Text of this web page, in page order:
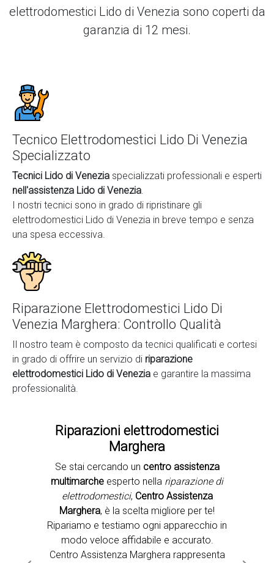
elettrodomestici Lido di Venezia sono coperti da
garanzia di 12 mesi.
Tecnico Elettrodomestici Lido Di Venezia
Specializzato
Tecnici Lido di Venezia specializzati professionali e esperti
nell'assistenza Lido di Venezia.
I nostri tecnici sono in grado di ripristinare gli
elettrodomestici Lido di Venezia in breve tempo e senza
una spesa eccessiva.
Riparazione Elettrodomestici Lido Di
Venezia Marghera: Controllo Qualità
Il nostro team è composto da tecnici qualificati e cortesi
in grado di offrire un servizio di riparazione
elettrodomestici Lido di Venezia e garantire la massima
professionalità.
Second slide
Riparazioni elettrodomestici
Marghera
Se stai cercando un centro assistenza
multimarche esperto nella riparazione di
elettrodomestici, Centro Assistenza
Marghera, è la scelta migliore per te!
Ripariamo e testiamo ogni apparecchio in
modo veloce affidabile e accurato.
Centro Assistenza Marghera rappresenta